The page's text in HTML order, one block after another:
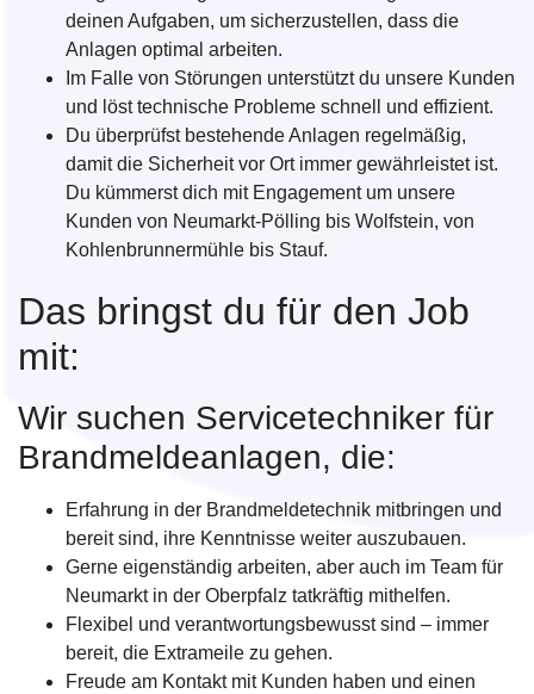
deinen Aufgaben, um sicherzustellen, dass die
Anlagen optimal arbeiten.
Im Falle von Störungen unterstützt du unsere Kunden
und löst technische Probleme schnell und effizient.
Du überprüfst bestehende Anlagen regelmäßig,
damit die Sicherheit vor Ort immer gewährleistet ist.
Du kümmerst dich mit Engagement um unsere
Kunden von Neumarkt-Pölling bis Wolfstein, von
Kohlenbrunnermühle bis Stauf.
Das bringst du für den Job
mit:
Wir suchen Servicetechniker für
Brandmeldeanlagen, die:
Erfahrung in der Brandmeldetechnik mitbringen und
bereit sind, ihre Kenntnisse weiter auszubauen.
Gerne eigenständig arbeiten, aber auch im Team für
Neumarkt in der Oberpfalz tatkräftig mithelfen.
Flexibel und verantwortungsbewusst sind – immer
bereit, die Extrameile zu gehen.
Freude am Kontakt mit Kunden haben und einen